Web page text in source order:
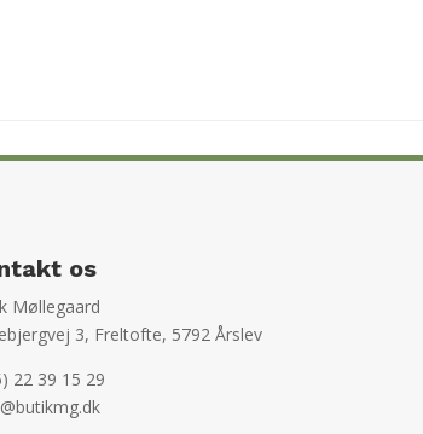
os
Møllegaard
3, Freltofte, 5792 Årslev
22 39 15 29